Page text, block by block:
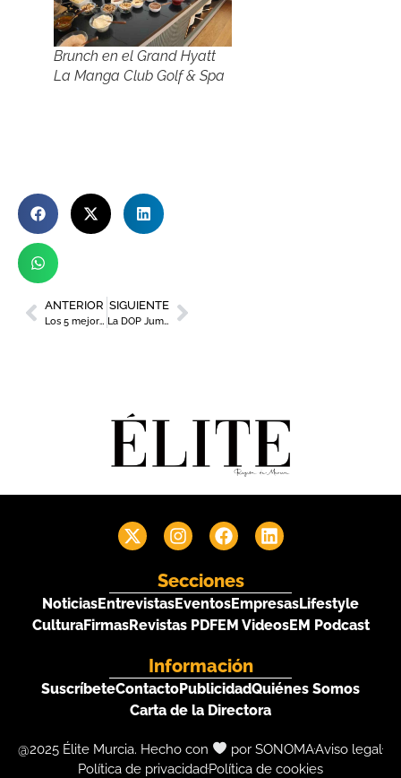
Brunch en el Grand Hyatt
La Manga Club Golf & Spa
ANTERIOR
Los 5 mejores hoteles de la Región para disfrutar este verano
SIGUIENTE
La DOP Jumilla, presente en los premios Decanter World Wine Awards 2023
Secciones
NoticiasEntrevistasEventosEmpresasLifestyle
CulturaFirmasRevistas PDFEM VideosEM Podcast
Información
SuscríbeteContactoPublicidadQuiénes Somos
Carta de la Directora
@2025 Élite Murcia. Hecho con por SONOMAAviso legal
Política de privacidadPolítica de cookies